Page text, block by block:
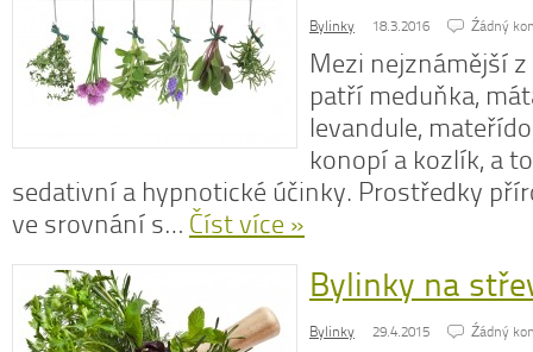
Bylinky 18.3.2016 Źádný
Mezi nejznámější
patří meduňka,
levandule,
konopí a kozlík, a
sedativní a hypnotické účinky. Prostředky
ve srovnání s… Číst více »
Bylinky na
Bylinky 29.4.2015 Źádný